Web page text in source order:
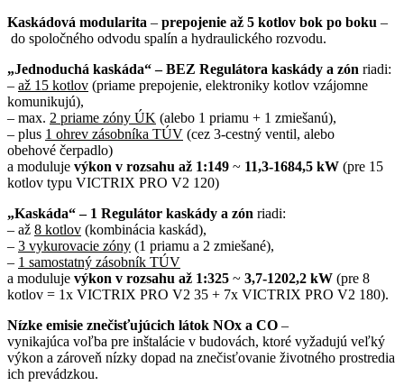
Kaskádová modularita – prepojenie až 5 kotlov bok po boku –
do spoločného odvodu spalín a hydraulického rozvodu.
„Jednoduchá kaskáda“ – BEZ Regulátora kaskády a zón riadi:
– až 15 kotlov (priame prepojenie, elektroniky kotlov vzájomne
komunikujú),
– max. 2 priame zóny ÚK (alebo 1 priamu + 1 zmiešanú),
– plus 1 ohrev zásobníka TÚV (cez 3-cestný ventil, alebo
obehové čerpadlo)
a moduluje výkon v rozsahu až 1:149 ~ 11,3-1684,5 kW (pre 15
kotlov typu VICTRIX PRO V2 120)
„Kaskáda“ – 1 Regulátor kaskády a zón riadi:
– až 8 kotlov (kombinácia kaskád),
– 3 vykurovacie zóny (1 priamu a 2 zmiešané),
– 1 samostatný zásobník TÚV
a moduluje výkon v rozsahu až 1:325 ~ 3,7-1202,2 kW (pre 8
kotlov = 1x VICTRIX PRO V2 35 + 7x VICTRIX PRO V2 180).
Nízke emisie znečisťujúcich látok NOx a CO –
vynikajúca voľba pre inštalácie v budovách, ktoré vyžadujú veľký
výkon a zároveň nízky dopad na znečisťovanie životného prostredia
ich prevádzkou.